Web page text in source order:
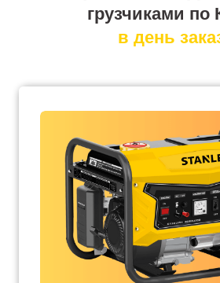
грузчиками по
в день